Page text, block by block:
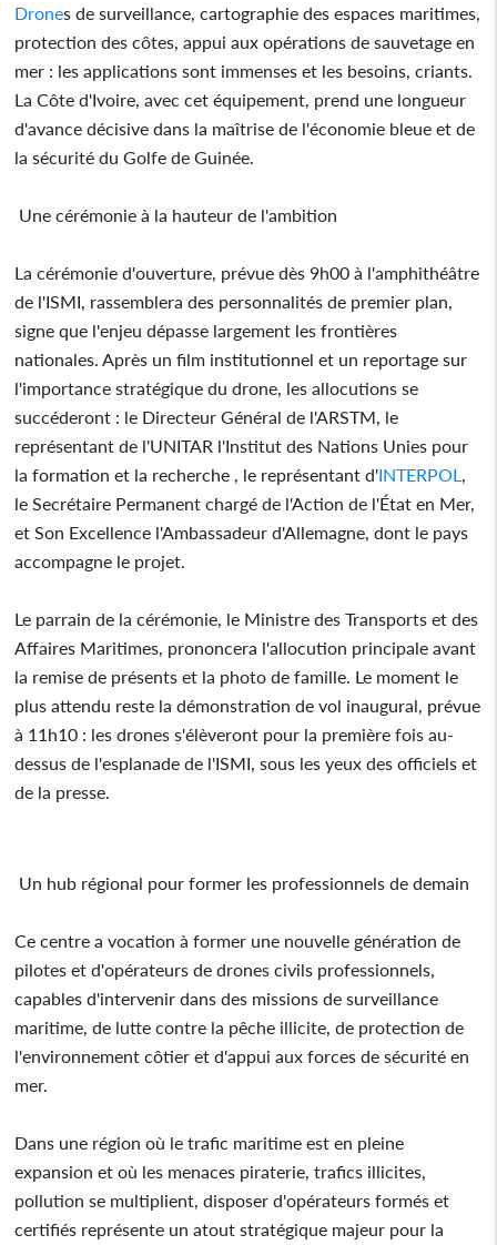
Drones de surveillance, cartographie des espaces maritimes,
protection des côtes, appui aux opérations de sauvetage en
mer : les applications sont immenses et les besoins, criants.
La Côte d'Ivoire, avec cet équipement, prend une longueur
d'avance décisive dans la maîtrise de l'économie bleue et de
la sécurité du Golfe de Guinée.
Une cérémonie à la hauteur de l'ambition
La cérémonie d'ouverture, prévue dès 9h00 à l'amphithéâtre
de l'ISMI, rassemblera des personnalités de premier plan,
signe que l'enjeu dépasse largement les frontières
nationales. Après un film institutionnel et un reportage sur
l'importance stratégique du drone, les allocutions se
succéderont : le Directeur Général de l'ARSTM, le
représentant de l'UNITAR l'Institut des Nations Unies pour
la formation et la recherche , le représentant d'INTERPOL
le Secrétaire Permanent chargé de l'Action de l'État en Mer,
et Son Excellence l'Ambassadeur d'Allemagne, dont le pays
accompagne le projet.
Le parrain de la cérémonie, le Ministre des Transports et des
Affaires Maritimes, prononcera l'allocution principale avant
la remise de présents et la photo de famille. Le moment le
plus attendu reste la démonstration de vol inaugural, prévue
à 11h10 : les drones s'élèveront pour la première fois au-
dessus de l'esplanade de l'ISMI, sous les yeux des officiels et
de la presse.
Un hub régional pour former les professionnels de demain
Ce centre a vocation à former une nouvelle génération de
pilotes et d'opérateurs de drones civils professionnels,
capables d'intervenir dans des missions de surveillance
maritime, de lutte contre la pêche illicite, de protection de
l'environnement côtier et d'appui aux forces de sécurité en
mer.
Dans une région où le trafic maritime est en pleine
expansion et où les menaces piraterie, trafics illicites,
pollution se multiplient, disposer d'opérateurs formés et
certifiés représente un atout stratégique majeur pour la